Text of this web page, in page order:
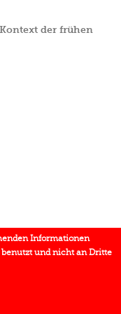
der frühen
Informationen
benutzt und nicht an Dritte